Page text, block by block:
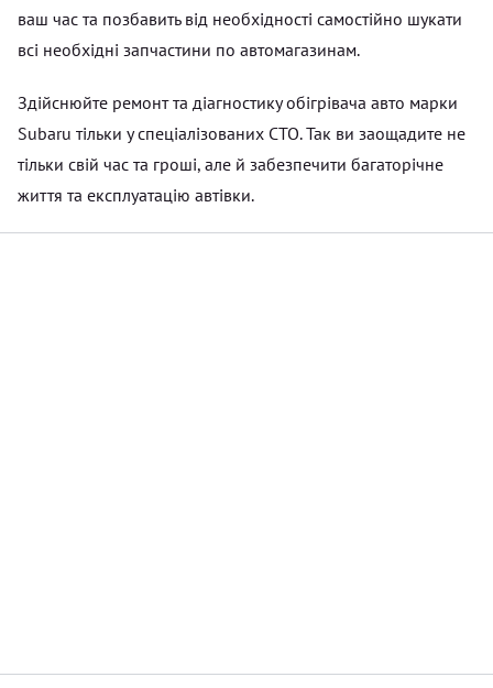
ваш час та позбавить від необхідності самостійно шукати
всі необхідні запчастини по автомагазинам.
Здійснюйте ремонт та діагностику обігрівача авто марки
Subaru тільки у спеціалізованих СТО. Так ви заощадите не
тільки свій час та гроші, але й забезпечити багаторічне
життя та експлуатацію автівки.